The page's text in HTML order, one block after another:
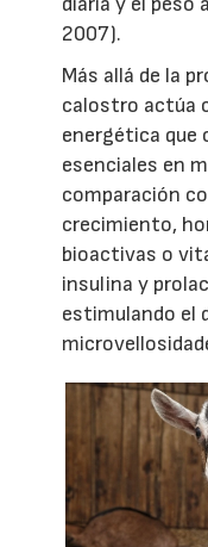
2007).
Más allá de la
calostro actúa
energética que
esenciales en
comparación
crecimiento,
bioactivas o
insulina y
estimulando el